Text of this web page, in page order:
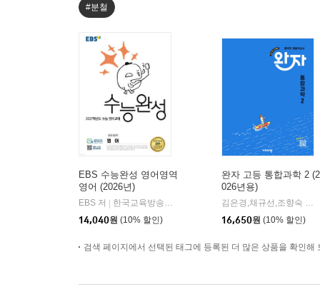
#분철
EBS 수능완성 영어영역
영어 (2026년)
EBS 저
한국교육방송공사
14,040원 (10% 할인)
완자 고등 통합과학 2 (2
026년용)
김은경,채규선,조향숙 등저
16,650원 (10% 할인)
검색 페이지에서 선택된 태그에 등록된 더 많은 상품을 확인해